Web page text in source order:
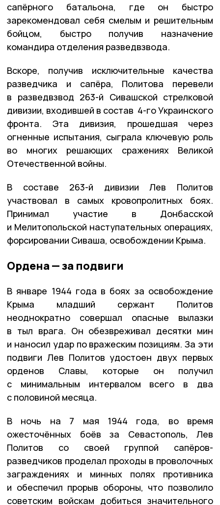
сапёрного батальона, где он быстро
зарекомендовал себя смелым и решительным
бойцом, быстро получив назначение
командира отделения разведвзвода.
Вскоре, получив исключительные качества
разведчика и сапёра, Политова перевели
в разведвзвод 263-й Сивашской стрелковой
дивизии, входившей в состав 4-го Украинского
фронта. Эта дивизия, прошедшая через
огненные испытания, сыграла ключевую роль
во многих решающих сражениях Великой
Отечественной войны.
В составе 263-й дивизии Лев Политов
участвовал в самых кровопролитных боях.
Принимал участие в Донбасской
и Мелитопольской наступательных операциях,
форсировании Сиваша, освобождении Крыма.
Ордена — за подвиги
В январе 1944 года в боях за освобождение
Крыма младший сержант Политов
неоднократно совершал опасные вылазки
в тыл врага. Он обезвреживал десятки мин
и наносил удар по вражеским позициям. За эти
подвиги Лев Политов удостоен двух первых
орденов Славы, которые он получил
с минимальным интервалом всего в два
с половиной месяца.
В ночь на 7 мая 1944 года, во время
ожесточённых боёв за Севастополь, Лев
Политов со своей группой сапёров-
разведчиков проделал проходы в проволочных
заграждениях и минных полях противника
и обеспечил прорыв обороны, что позволило
советским войскам добиться значительного